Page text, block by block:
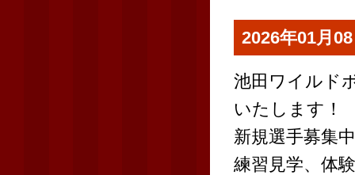
2026年01月
池田ワイルド
いたします！
新規選手募集
練習見学、体